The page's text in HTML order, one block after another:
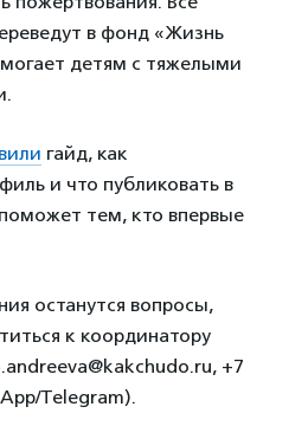
в фонд «Жизнь
детям с тяжелыми
гайд, как
и что публиковать в
тем, кто впервые
останутся вопросы,
к координатору
+7
Telegram).